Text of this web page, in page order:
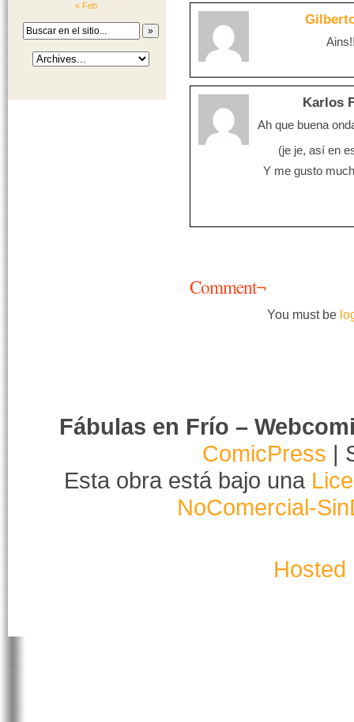
« Feb
Karlos
Ah que buena
(je je, así en
Y me gusto
Comment¬
You must be
Fábulas en Frío –
ComicPress |
Esta obra está bajo una
NoComercial-